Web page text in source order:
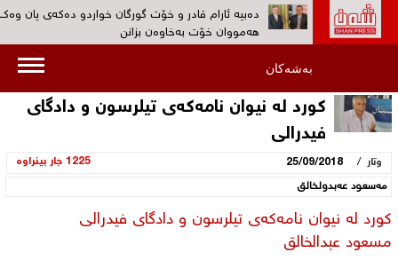
دەبیە ئارام قادر و خۆت گورگان خواردو ده‌كه‌ی یان
هەمووان خۆت بەخاوەن بزانن‌
ڕۆژانى 19 و 20ى ئەم مانگە کۆنگرەى پێنجی
به‌ڤیدیۆ...کۆمەڵ: هیوادارین پڕۆسەی چەکدانانی
بەڤیدیۆ... 30 ئەندامی پارتی کرێکارانی کوردستان
هۆكاری دەستگیرکردن ‌و بێسەروشوێنکردنی ئارام قادر
نیشتمانیی بزانه‌؟‌
بەشەکان
كورد لە نیوان نامەكەی تیلرسون و دادگای
فیدرالی
وتار /
25/09/2018
1225 جار بینراوە
مه‌سعود عەبدولخالق
كورد لە نیوان نامەكەی تیلرسون و دادگای فیدرالی
مسعود عبدالخالق